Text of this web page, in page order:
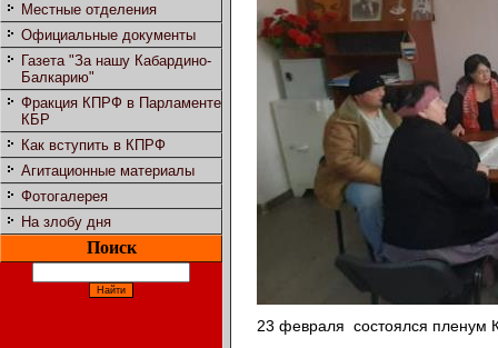
Местные отделения
Официальные документы
Газета "За нашу Кабардино-
Балкарию"
Фракция КПРФ в Парламенте
КБР
Как вступить в КПРФ
Агитационные материалы
Фотогалерея
На злобу дня
Поиск
23 февраля состоялся пленум